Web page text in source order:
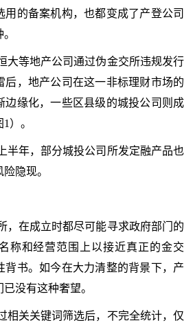
用的备案机构，也都变成了产登公司
大等地产公司通过伪金交所违规发行
后，地产公司在这一非标理财市场的
边缘化，一些区县级的城投公司则成
）。
半年，部分城投公司所发定融产品也
隐现。
，在成立时都尽可能寻求政府部门的
称和经营范围上以接近真正的金交
背书。如今在大力清整的背景下，产
没有这种奢望。
相关关键词筛选后，不完全统计，仅